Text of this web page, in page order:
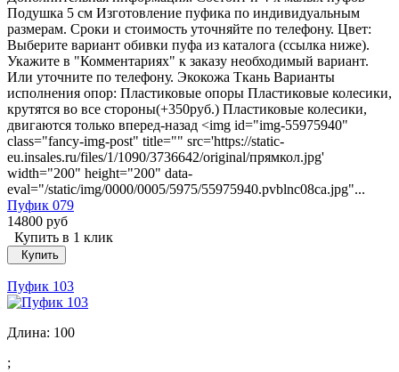
Подушка 5 см Изготовление пуфика по индивидуальным
размерам. Сроки и стоимость уточняйте по телефону. Цвет:
Выберите вариант обивки пуфа из каталога (ссылка ниже).
Укажите в "Комментариях" к заказу необходимый вариант.
Или уточните по телефону. Экокожа Ткань Варианты
исполнения опор: Пластиковые опоры Пластиковые колесики,
крутятся во все стороны(+350руб.) Пластиковые колесики,
двигаются только вперед-назад <img id="img-55975940"
class="fancy-img-post" title="" src='https://static-
eu.insales.ru/files/1/1090/3736642/original/прямкол.jpg'
width="200" height="200" data-
eval="/static/img/0000/0005/5975/55975940.pvblnc08ca.jpg"...
Пуфик 079
14800 руб
Купить в 1 клик
Купить
Пуфик 103
Длина: 100
;